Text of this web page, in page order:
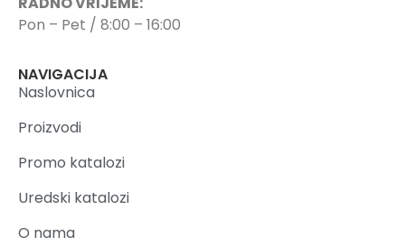
Pon – Pet / 8:00 – 16:00
NAVIGACIJA
Naslovnica
Proizvodi
Promo katalozi
Uredski katalozi
O nama